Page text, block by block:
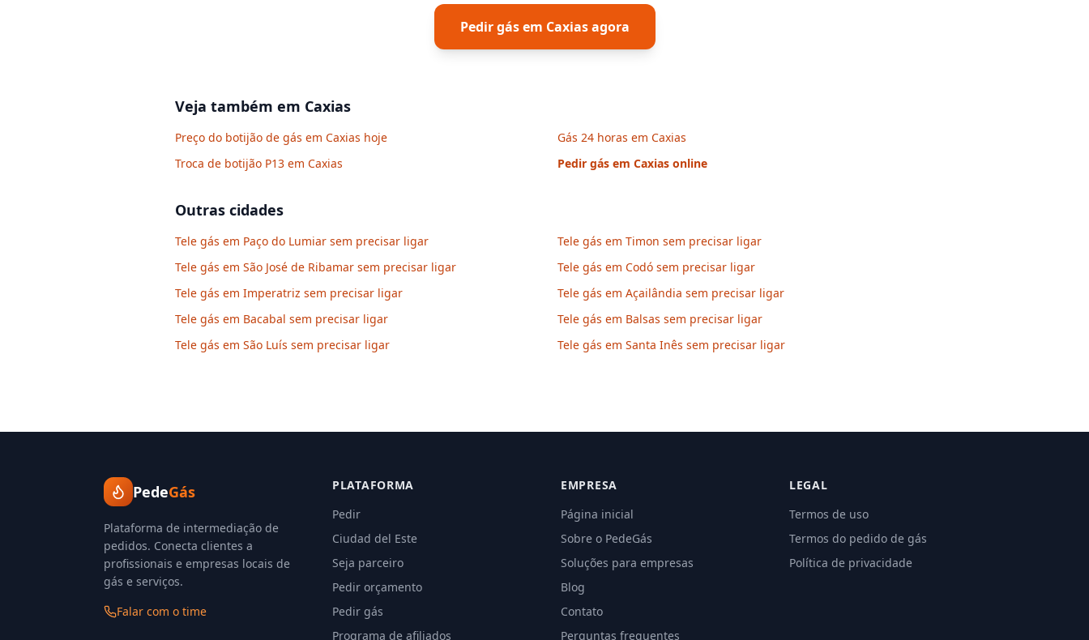
Pedir gás em Caxiasagora
Veja também em Caxias
Preço do botijão de gás em Caxias hoje
Gás 24 horas em Caxias
Troca de botijão P13 em Caxias
Pedir gás em Caxias online
Outras cidades
Tele gás em Paço do Lumiar sem precisar ligar
Tele gás em Timon sem precisar ligar
Tele gás em São José de Ribamar sem precisar ligar
Tele gás em Codó sem precisar ligar
Tele gás em Imperatriz sem precisar ligar
Tele gás em Açailândia sem precisar ligar
Tele gás em Bacabal sem precisar ligar
Tele gás em Balsas sem precisar ligar
Tele gás em São Luís sem precisar ligar
Tele gás em Santa Inês sem precisar ligar
PedeGás
Plataforma de intermediação de
pedidos. Conecta clientes a
profissionais e empresas locais de
gás e serviços.
Falar com o time
PLATAFORMA
Pedir
Ciudad del Este
Seja parceiro
Pedir orçamento
Pedir gás
Programa de afiliados
EMPRESA
Página inicial
Sobre o PedeGás
Soluções para empresas
Blog
Contato
Perguntas frequentes
LEGAL
Termos de uso
Termos do pedido de gás
Política de privacidade